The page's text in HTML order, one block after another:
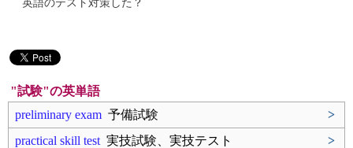
英語のテスト対策した？
"試験"の英単語
preliminary exam 予備試験
>
practical skill test 実技試験、実技テスト
>